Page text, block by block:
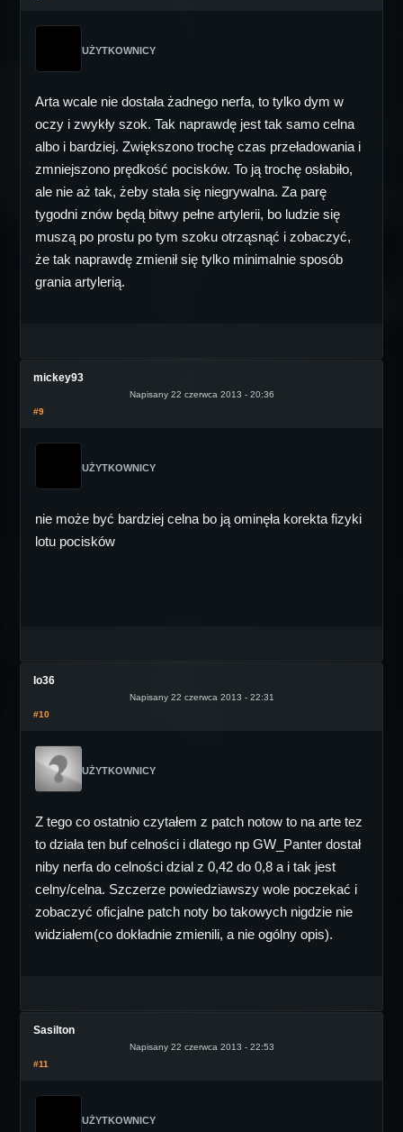
UŻYTKOWNICY
Arta wcale nie dostała żadnego nerfa, to tylko dym w
oczy i zwykły szok. Tak naprawdę jest tak samo celna
albo i bardziej. Zwiększono trochę czas przeładowania i
zmniejszono prędkość pocisków. To ją trochę osłabiło,
ale nie aż tak, żeby stała się niegrywalna. Za parę
tygodni znów będą bitwy pełne artylerii, bo ludzie się
muszą po prostu po tym szoku otrząsnąć i zobaczyć,
że tak naprawdę zmienił się tylko minimalnie sposób
grania artylerią.
mickey93
Napisany 22 czerwca 2013 - 20:36
#9
UŻYTKOWNICY
nie może być bardziej celna bo ją ominęła korekta fizyki
lotu pocisków
Io36
Napisany 22 czerwca 2013 - 22:31
#10
UŻYTKOWNICY
Z tego co ostatnio czytałem z patch notow to na arte tez
to działa ten buf celności i dlatego np GW_Panter dostał
niby nerfa do celności dzial z 0,42 do 0,8 a i tak jest
celny/celna. Szczerze powiedziawszy wole poczekać i
zobaczyć oficjalne patch noty bo takowych nigdzie nie
widziałem(co dokładnie zmienili, a nie ogólny opis).
Sasilton
Napisany 22 czerwca 2013 - 22:53
#11
UŻYTKOWNICY